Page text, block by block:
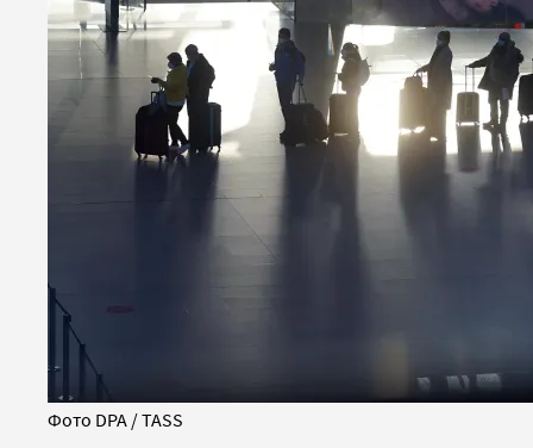
Фото DPA / TASS